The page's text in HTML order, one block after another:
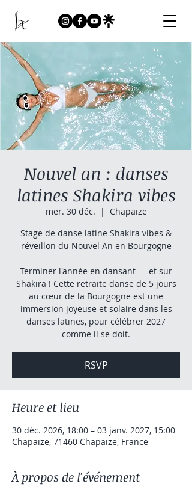
Nouvel an : danses
latines Shakira vibes
mer. 30 déc.
  |
Chapaize
Stage de danse latine Shakira vibes &
réveillon du Nouvel An en Bourgogne
Terminer l'année en dansant — et sur
Shakira ! Cette retraite danse de 5 jours
au cœur de la Bourgogne est une
immersion joyeuse et solaire dans les
danses latines, pour célébrer 2027
comme il se doit.
RSVP
Heure et lieu
30 déc. 2026, 18:00 – 03 janv. 2027, 15:00
Chapaize, 71460 Chapaize, France
À propos de l'événement